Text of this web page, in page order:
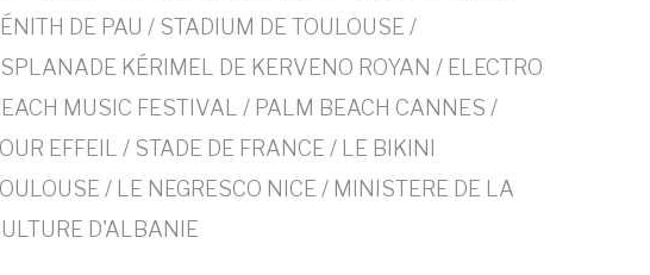
DE PAU / STADIUM DE TOULOUSE /
KÉRIMEL DE KERVENO ROYAN / ELECTRO
MUSIC FESTIVAL / PALM BEACH CANNES /
EFFEIL / STADE DE FRANCE / LE BIKINI
/ LE NEGRESCO NICE / MINISTERE DE LA
D'ALBANIE